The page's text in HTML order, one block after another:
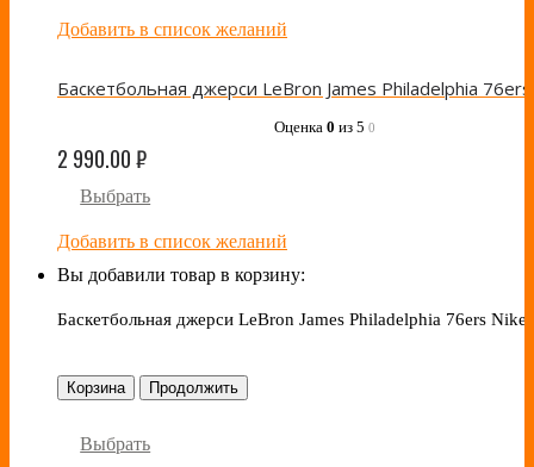
Добавить в список желаний
Оценка 0 из 5 0
2 990.00₽
Выбрать
Добавить в список желаний
Вы добавили товар в корзину:
Баскетбольная джерси LeBron James Philadelphia 76ers Nike
Корзина Продолжить
Выбрать